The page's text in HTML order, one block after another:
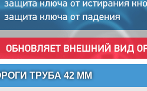
ТРУБА 42 ММ